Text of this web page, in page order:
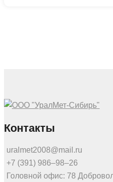
Контакты
uralmet2008@mail.ru
+7 (391) 986‒98‒26
Головной офис: 78